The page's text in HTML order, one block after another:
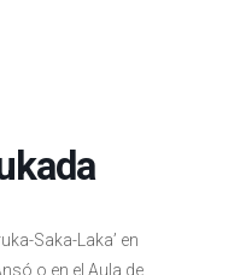
Saka-Laka’ en
o en el Aula de